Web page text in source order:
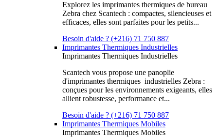
Explorez les imprimantes thermiques de bureau
Zebra chez Scantech : compactes, silencieuses et
efficaces, elles sont parfaites pour les petits...
Besoin d'aide ? (+216) 71 750 887
Imprimantes Thermiques Industrielles
Imprimantes Thermiques Industrielles
Scantech vous propose une panoplie
d'imprimantes thermiques industrielles Zebra :
conçues pour les environnements exigeants, elles
allient robustesse, performance et...
Besoin d'aide ? (+216) 71 750 887
Imprimantes Thermiques Mobiles
Imprimantes Thermiques Mobiles